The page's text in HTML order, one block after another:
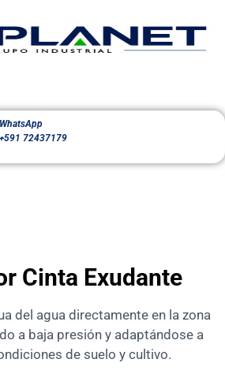
WhatsApp
+591 72437179
Cinta Exudante
del agua directamente en la zona
a baja presión y adaptándose a
de suelo y cultivo.